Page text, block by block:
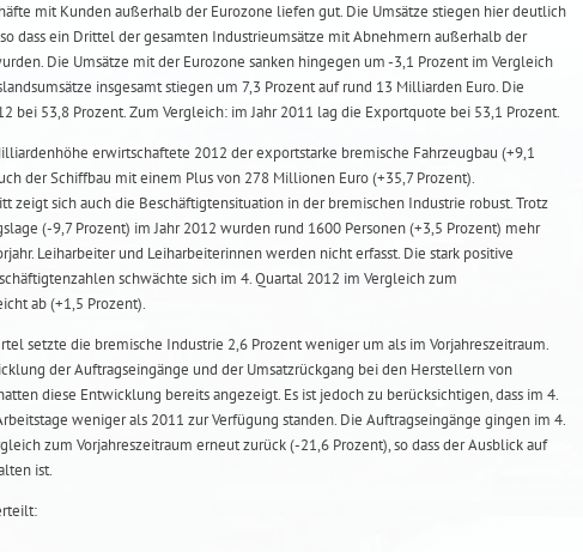
mit Kunden außerhalb der Eurozone liefen gut. Die Umsätze stiegen hier deutlich
dass ein Drittel der gesamten Industrieumsätze mit Abnehmern außerhalb der
Die Umsätze mit der Eurozone sanken hingegen um -3,1 Prozent im Vergleich
insgesamt stiegen um 7,3 Prozent auf rund 13 Milliarden Euro. Die
bei 53,8 Prozent. Zum Vergleich: im Jahr 2011 lag die Exportquote bei 53,1 Prozent.
erwirtschaftete 2012 der exportstarke bremische Fahrzeugbau (+9,1
der Schiffbau mit einem Plus von 278 Millionen Euro (+35,7 Prozent).
zeigt sich auch die Beschäftigtensituation in der bremischen Industrie robust. Trotz
(-9,7 Prozent) im Jahr 2012 wurden rund 1600 Personen (+3,5 Prozent) mehr
Leiharbeiter und Leiharbeiterinnen werden nicht erfasst. Die stark positive
schwächte sich im 4. Quartal 2012 im Vergleich zum
ab (+1,5 Prozent).
setzte die bremische Industrie 2,6 Prozent weniger um als im Vorjahreszeitraum.
der Auftragseingänge und der Umsatzrückgang bei den Herstellern von
diese Entwicklung bereits angezeigt. Es ist jedoch zu berücksichtigen, dass im 4.
weniger als 2011 zur Verfügung standen. Die Auftragseingänge gingen im 4.
zum Vorjahreszeitraum erneut zurück (-21,6 Prozent), so dass der Ausblick auf
ist.